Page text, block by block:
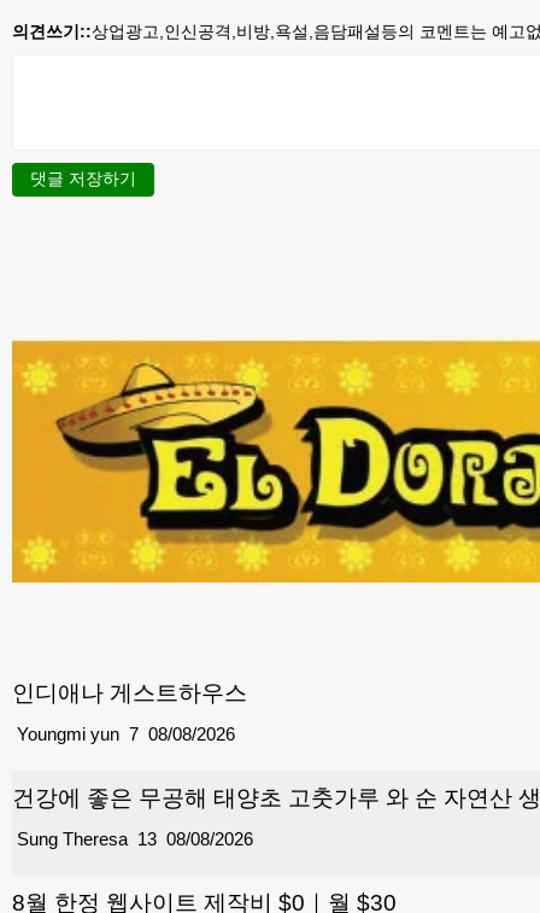
의견쓰기::상업광고,인신공격,비방,욕설,음담패설등의 코멘트는 예고
댓글 저장하기
인디애나 게스트하우스
7
Youngmi yun 08/08/2026
건강에 좋은 무공해 태양초 고춧가루 와 순 자연산
13
Sung Theresa 08/08/2026
8월 한정 웹사이트 제작비 $0｜월 $30